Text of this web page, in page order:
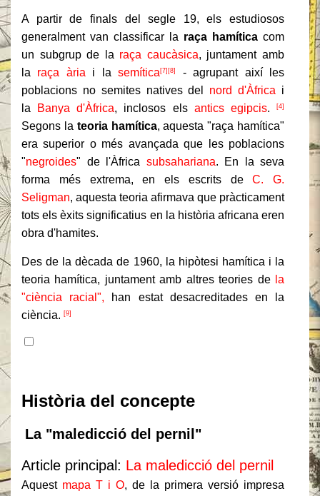
A partir de finals del segle 19, els estudiosos
generalment van classificar la raça hamítica com
un subgrup de la raça caucàsica, juntament amb
la raça ària i lasemítica[7] [8]
- agrupant així les
poblacions no semites natives del nord d'Àfrica i
la
Banya d'Àfrica, inclosos els antics egipcis.[4]
Segons la teoria hamítica, aquesta "raça hamítica"
era superior o més avançada que les poblacions
"negroides" de l'Àfrica subsahariana. En la seva
forma més extrema, en els escrits deC. G.
Seligman, aquesta teoria afirmava que pràcticament
tots els èxits significatius en la història africana eren
obra d'hamites.
Des de la dècada de 1960, la hipòtesi hamítica i la
teoria hamítica, juntament amb altres teories de la
"ciència racial", han estat desacreditades en la
ciència. [9]
Història del concepte
La "maledicció del pernil"
Article principal: La maledicció del pernil
Aquest mapa T i O, de la primera versió impresa